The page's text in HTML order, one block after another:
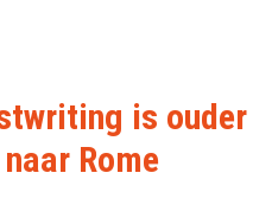
is ouder
Rome